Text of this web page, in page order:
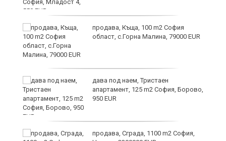
продава, Къща, 100 m2 София
област, с.Горна Малина, 79000 EUR
дава под наем, Тристаен
апартамент, 125 m2 София, Борово,
950 EUR
продава, Сграда, 1100 m2 София,